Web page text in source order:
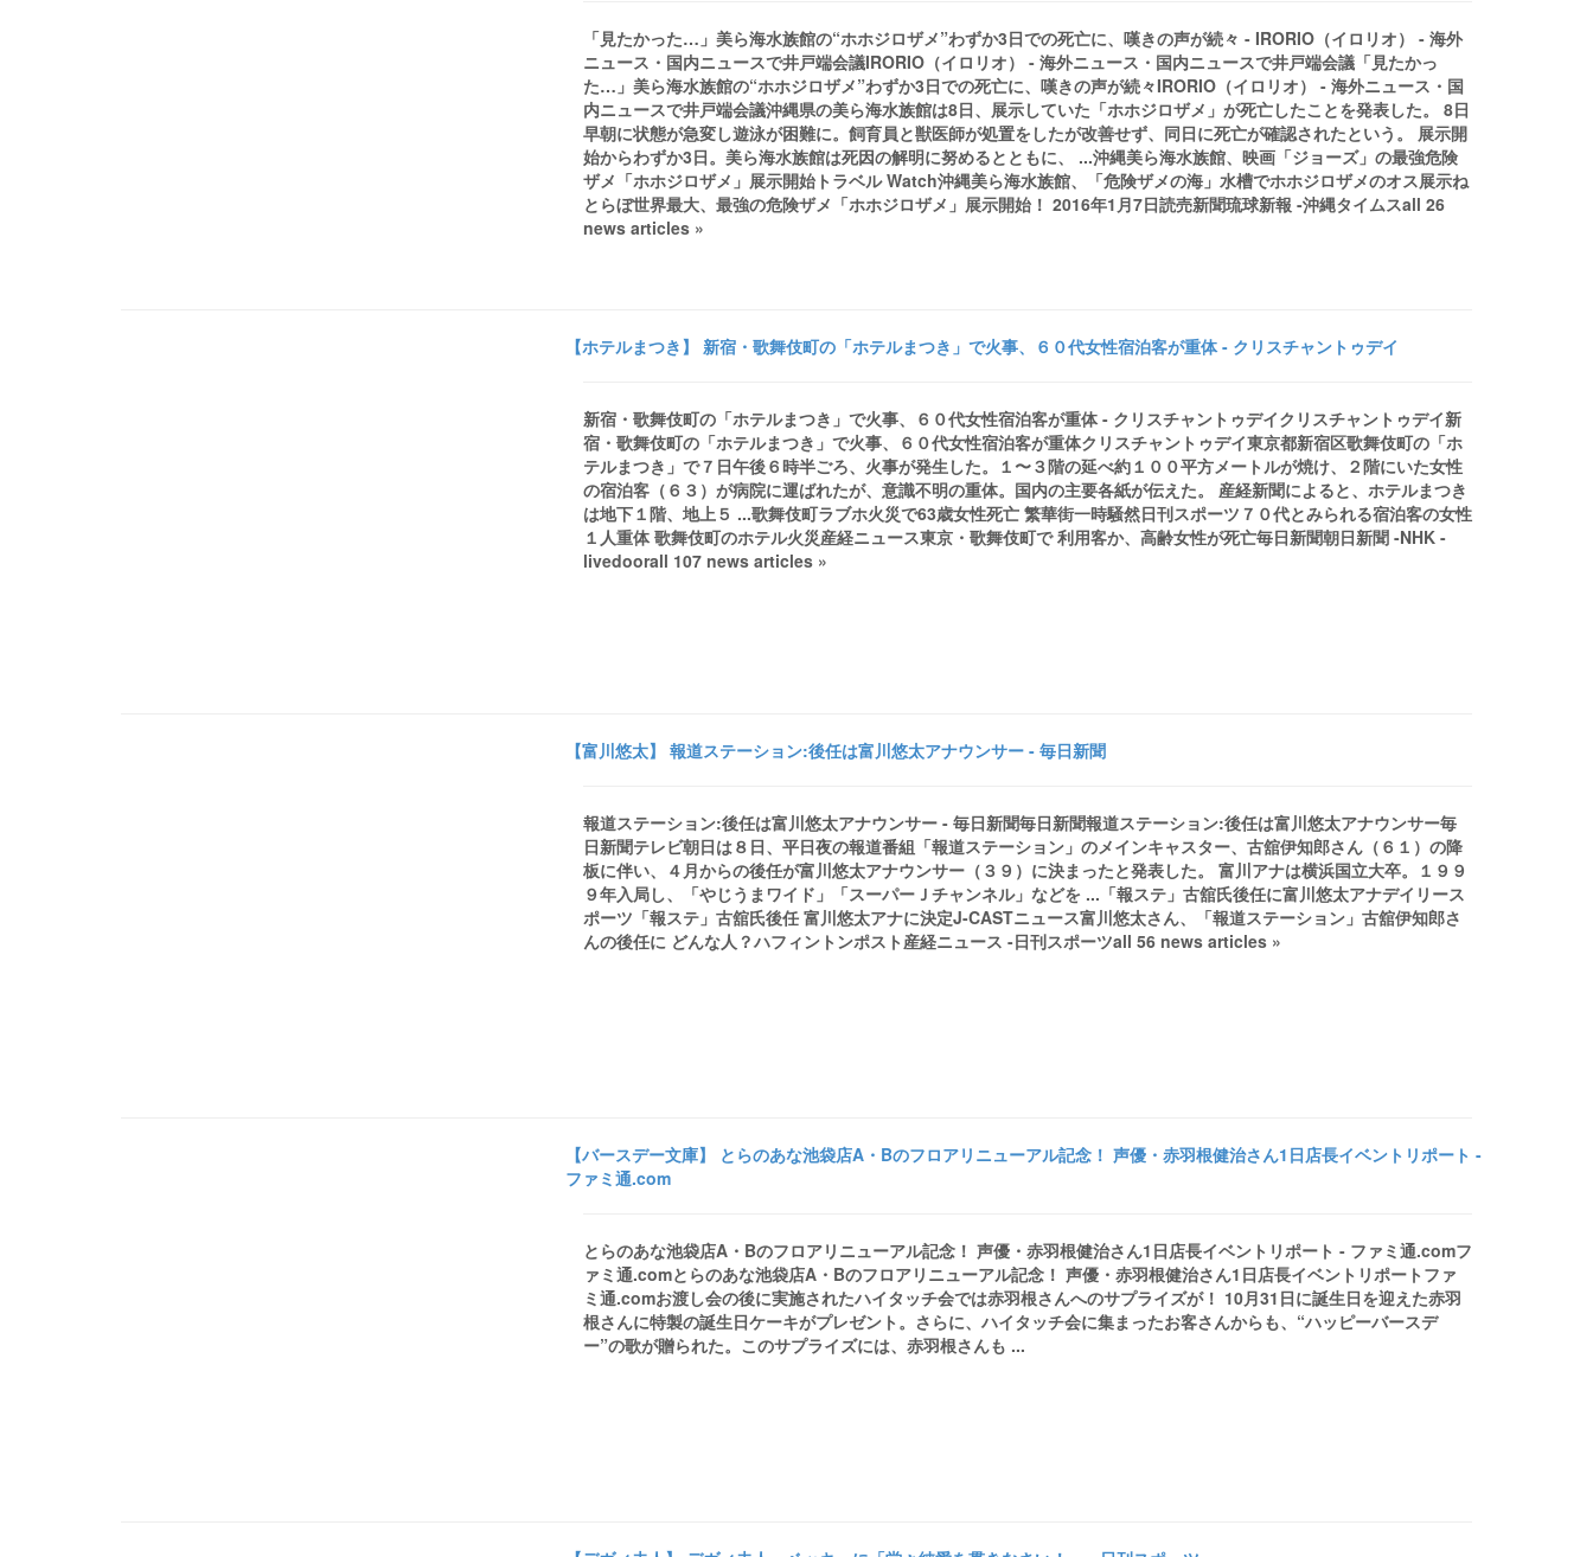
「見たかった…」美ら海水族館の“ホホジロザメ”わずか3日での死亡に、嘆きの声が続々 - IRORIO（イロリオ） - 海外
ニュース・国内ニュースで井戸端会議IRORIO（イロリオ） - 海外ニュース・国内ニュースで井戸端会議「見たかっ
た…」美ら海水族館の“ホホジロザメ”わずか3日での死亡に、嘆きの声が続々IRORIO（イロリオ） - 海外ニュース・国
内ニュースで井戸端会議沖縄県の美ら海水族館は8日、展示していた「ホホジロザメ」が死亡したことを発表した。 8日
早朝に状態が急変し遊泳が困難に。飼育員と獣医師が処置をしたが改善せず、同日に死亡が確認されたという。 展示開
始からわずか3日。美ら海水族館は死因の解明に努めるとともに、 ...沖縄美ら海水族館、映画「ジョーズ」の最強危険
ザメ「ホホジロザメ」展示開始トラベル Watch沖縄美ら海水族館、「危険ザメの海」水槽でホホジロザメのオス展示ね
とらぼ世界最大、最強の危険ザメ「ホホジロザメ」展示開始！ 2016年1月7日読売新聞琉球新報 -沖縄タイムスall 26
news articles »
【ホテルまつき】 新宿・歌舞伎町の「ホテルまつき」で火事、６０代女性宿泊客が重体 - クリスチャントゥデイ
新宿・歌舞伎町の「ホテルまつき」で火事、６０代女性宿泊客が重体 - クリスチャントゥデイクリスチャントゥデイ新
宿・歌舞伎町の「ホテルまつき」で火事、６０代女性宿泊客が重体クリスチャントゥデイ東京都新宿区歌舞伎町の「ホ
テルまつき」で７日午後６時半ごろ、火事が発生した。１〜３階の延べ約１００平方メートルが焼け、２階にいた女性
の宿泊客（６３）が病院に運ばれたが、意識不明の重体。国内の主要各紙が伝えた。 産経新聞によると、ホテルまつき
は地下１階、地上５ ...歌舞伎町ラブホ火災で63歳女性死亡 繁華街一時騒然日刊スポーツ７０代とみられる宿泊客の女性
１人重体 歌舞伎町のホテル火災産経ニュース東京・歌舞伎町で 利用客か、高齢女性が死亡毎日新聞朝日新聞 -NHK -
livedoorall 107 news articles »
【富川悠太】 報道ステーション:後任は富川悠太アナウンサー - 毎日新聞
報道ステーション:後任は富川悠太アナウンサー - 毎日新聞毎日新聞報道ステーション:後任は富川悠太アナウンサー毎
日新聞テレビ朝日は８日、平日夜の報道番組「報道ステーション」のメインキャスター、古舘伊知郎さん（６１）の降
板に伴い、４月からの後任が富川悠太アナウンサー（３９）に決まったと発表した。 富川アナは横浜国立大卒。１９９
９年入局し、「やじうまワイド」「スーパーＪチャンネル」などを ...「報ステ」古舘氏後任に富川悠太アナデイリース
ポーツ「報ステ」古舘氏後任 富川悠太アナに決定J-CASTニュース富川悠太さん、「報道ステーション」古舘伊知郎さ
んの後任に どんな人？ハフィントンポスト産経ニュース -日刊スポーツall 56 news articles »
【バースデー文庫】 とらのあな池袋店A・Bのフロアリニューアル記念！ 声優・赤羽根健治さん1日店長イベントリポート -
ファミ通.com
とらのあな池袋店A・Bのフロアリニューアル記念！ 声優・赤羽根健治さん1日店長イベントリポート - ファミ通.comフ
ァミ通.comとらのあな池袋店A・Bのフロアリニューアル記念！ 声優・赤羽根健治さん1日店長イベントリポートファ
ミ通.comお渡し会の後に実施されたハイタッチ会では赤羽根さんへのサプライズが！ 10月31日に誕生日を迎えた赤羽
根さんに特製の誕生日ケーキがプレゼント。さらに、ハイタッチ会に集まったお客さんからも、“ハッピーバースデ
ー”の歌が贈られた。このサプライズには、赤羽根さんも ...